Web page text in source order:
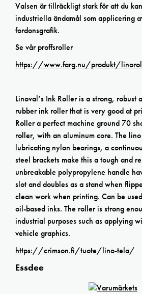
Valsen är tillräckligt stark för att du
industriella ändamål som applicering
fordonsgrafik.
Se vår proffsroller
https://www.farg.nu/produkt/
Linoval’s Ink Roller is a strong, robust
rubber ink roller that is very good at
Roller a perfect machine ground 70
roller, with an aluminum core. The
lubricating nylon bearings, a
steel brackets make this a tough and
unbreakable polypropylene handle
slot and doubles as a stand when
clean work when printing. Can be
oil-based inks. The roller is strong
industrial purposes such as applying
vehicle graphics.
https://crimson.fi/tuote/lino-tela/
Essdee